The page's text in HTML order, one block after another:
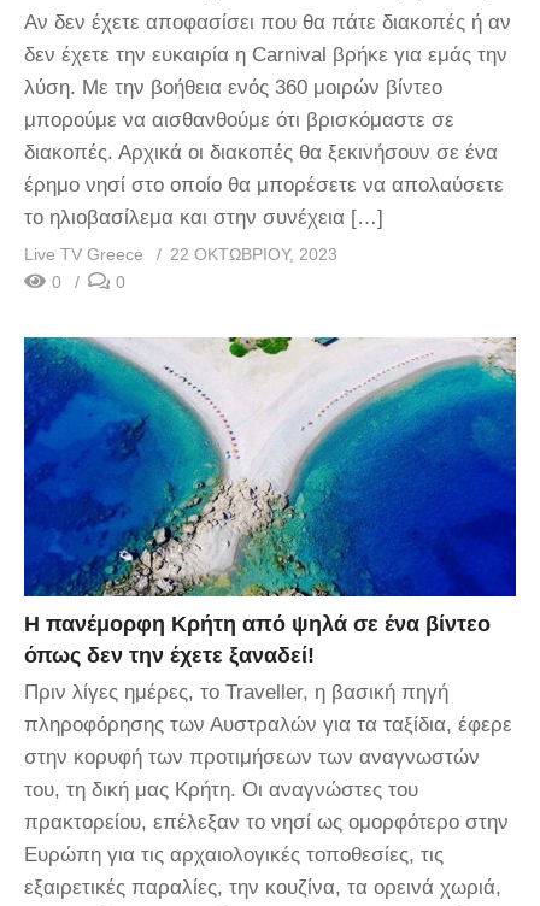
Αν δεν έχετε αποφασίσει που θα πάτε διακοπές ή αν
δεν έχετε την ευκαιρία η Carnival βρήκε για εμάς την
λύση. Με την βοήθεια ενός 360 μοιρών βίντεο
μπορούμε να αισθανθούμε ότι βρισκόμαστε σε
διακοπές. Αρχικά οι διακοπές θα ξεκινήσουν σε ένα
έρημο νησί στο οποίο θα μπορέσετε να απολαύσετε
το ηλιοβασίλεμα και στην συνέχεια […]
Live TV Greece
22 ΟΚΤΩΒΡΊΟΥ, 2023
0
0
Η πανέμορφη Κρήτη από ψηλά σε ένα βίντεο
όπως δεν την έχετε ξαναδεί!
Πριν λίγες ημέρες, το Traveller, η βασική πηγή
πληροφόρησης των Αυστραλών για τα ταξίδια, έφερε
στην κορυφή των προτιμήσεων των αναγνωστών
του, τη δική μας Κρήτη. Οι αναγνώστες του
πρακτορείου, επέλεξαν το νησί ως ομορφότερο στην
Ευρώπη για τις αρχαιολογικές τοποθεσίες, τις
εξαιρετικές παραλίες, την κουζίνα, τα ορεινά χωριά,